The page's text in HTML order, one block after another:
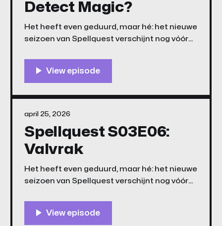
Detect Magic?
Het heeft even geduurd, maar hé: het nieuwe
seizoen van Spellquest verschijnt nog vóór
duidelijk niet de gelikte spionnen waar op
Spellquest S03E06:
Valvrak
Het heeft even geduurd, maar hé: het nieuwe
seizoen van Spellquest verschijnt nog vóór
duidelijk niet de gelikte spionnen waar op
april 25, 2026